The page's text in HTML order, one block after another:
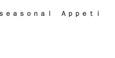
ａｓｏｎａｌ Ａｐｐｅｔｉ